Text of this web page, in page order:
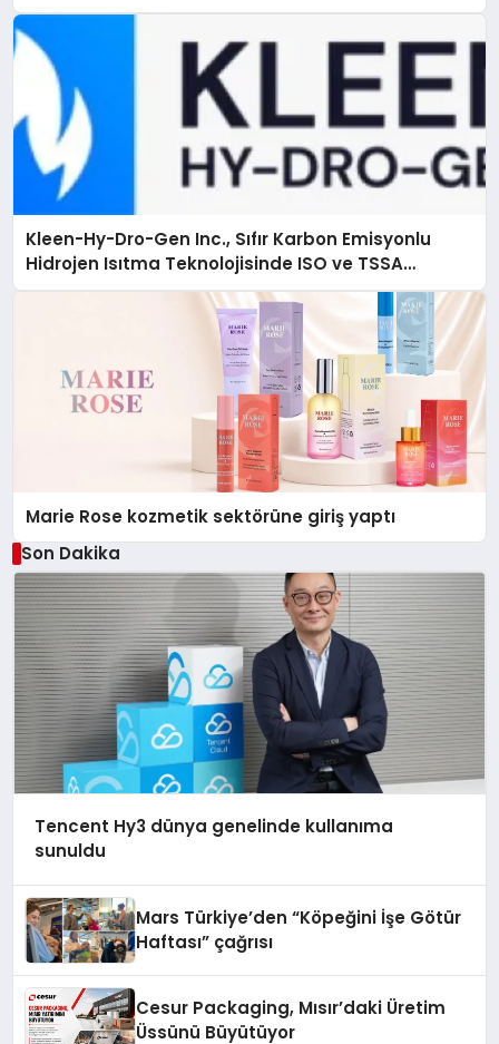
Kleen-Hy-Dro-Gen Inc., Sıfır Karbon Emisyonlu
Hidrojen Isıtma Teknolojisinde ISO ve TSSA
Düzenleyici Onaylarını Aldı
Marie Rose kozmetik sektörüne giriş yaptı
Son Dakika
Tencent Hy3 dünya genelinde kullanıma
sunuldu
Mars Türkiye’den “Köpeğini İşe Götür
Haftası” çağrısı
Cesur Packaging, Mısır’daki Üretim
Üssünü Büyütüyor